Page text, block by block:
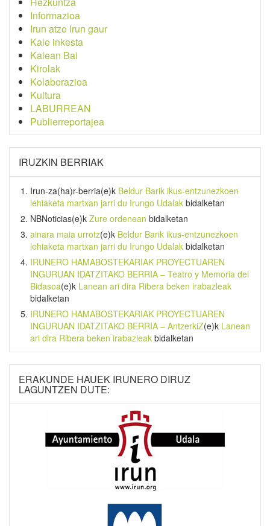
Informazioa
Irun atzo Irun gaur
Kale inkesta
Kalean Bai
Kirolak
Kolaborazioa
Kultura
LABURREAN
Publierreportajea
IRUZKIN BERRIAK
Irun-za(ha)r-berria(e)k Beldur Barik ikus-entzunezkoen
lehiaketa martxan jarri du Irungo Udalak bidalketan
NBNoticias(e)k Zure ordenean bidalketan
ainara maia urrotz(e)k Beldur Barik ikus-entzunezkoen
lehiaketa martxan jarri du Irungo Udalak bidalketan
IRUNERO HAMABOSTEKARIAK PROYECTUAREN
INGURUAN IDATZITAKO BERRIA – Teatro y Memoria del
Bidasoa(e)k Lanean ari dira Ribera beken irabazleak
bidalketan
IRUNERO HAMABOSTEKARIAK PROYECTUAREN
INGURUAN IDATZITAKO BERRIA – AntzerkiZ(e)k Lanean
ari dira Ribera beken irabazleak bidalketan
ERAKUNDE HAUEK IRUNERO DIRUZ
LAGUNTZEN DUTE: